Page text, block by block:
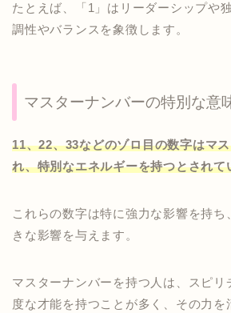
たとえば、「1」はリーダーシップや
調性やバランスを象徴します。
マスターナンバーの特別な意
11、22、33などのゾロ目の数字はマ
れ、特別なエネルギーを持つとされて
これらの数字は特に強力な影響を持ち
きな影響を与えます。
マスターナンバーを持つ人は、スピリ
度な才能を持つことが多く、その力を